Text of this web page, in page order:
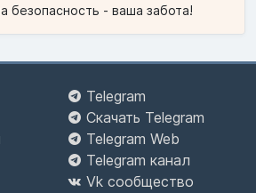
безопасность - ваша забота!
Telegram
Скачать Telegram
Telegram Web
Telegram канал
Vk сообщество